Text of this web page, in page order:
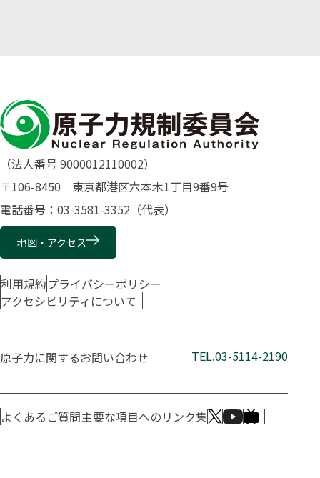
（法人番号 9000012110002）
〒106-8450 東京都港区六本木1丁目9番9号
電話番号：03-3581-3352（代表）
地図・アクセス
利用規約プライバシーポリシー
アクセシビリティについて
原子力に関するお問い合わせ TEL.03-5114-2190
よくあるご質問主要な項目へのリンク集